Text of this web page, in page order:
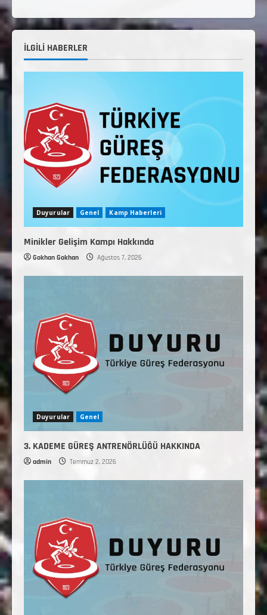
İLGİLİ HABERLER
Duyurular Genel Kamp Haberleri
Minikler Gelişim Kampı Hakkında
Gokhan Gokhan Ağustos 7, 2026
Duyurular Genel
3. KADEME GÜREŞ ANTRENÖRLÜĞÜ HAKKINDA
admin Temmuz 2, 2026